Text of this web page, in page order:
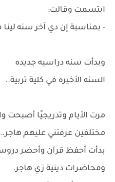
ابتسمت وقالت:
- بمناسبة إن دي آخر سنه لينا
وبدأت سنه دراسيه جديده
السنه الأخيره في كلية تربية..
مرت الأيام وتدريجيًا أصبحت
مختلفين عرفتني عليهم
بدأت أحفظ قرآن وأحضر
ومحاضرات دينية زي هاجر.